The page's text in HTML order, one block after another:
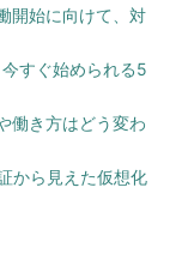
開始に向けて、対
すぐ始められる5
働き方はどう変わ
から見えた仮想化